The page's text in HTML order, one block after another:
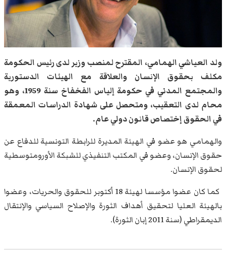
ولد العياشي الهمامي، المقترح لمنصب وزير لدى رئيس الحكومة
مكلف بحقوق الإنسان والعلاقة مع الهيئات الدستورية
والمجتمع المدني في حكومة إلياس الفخفاخ سنة 1959، وهو
محام لدى التعقيب، ومتحصل على شهادة الدراسات المعمقة
في الحقوق إختصاص قانون دولي عام.
والهمامي هو عضو في الهيئة المديرة للرابطة التونسية للدفاع عن
حقوق الإنسان، وعضو في المكتب التنفيذي للشبكة الأورومتوسطية
لحقوق الإنسان.
كما كان عضوا مؤسسا لهيئة 18 أكتوبر للحقوق والحريات، وعضوا
بالهيئة العليا لتحقيق أهداف الثورة والإصلاح السياسي والإنتقال
الديمقراطي (سنة 2011 إبان الثورة).